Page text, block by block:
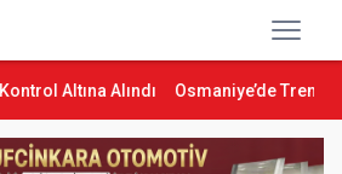
Osmaniye’de Tren Çarpması: Genç